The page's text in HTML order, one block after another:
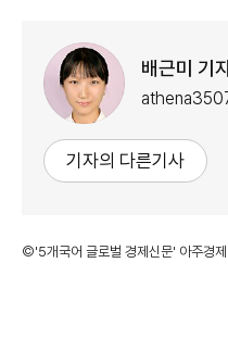
배근미 기
기자의 다른기사
©'5개국어 글로벌 경제신문' 아주경제.